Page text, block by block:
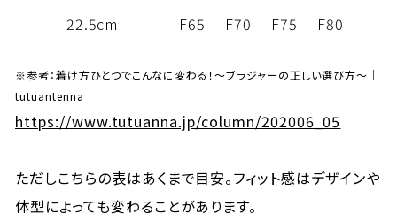
22.5cm F65 F70 F75 F80
※参考：着け方ひとつでこんなに変わる！～ブラジャーの正しい選び方～｜
tutuantenna
https://www.tutuanna.jp/column/202006_05
ただしこちらの表はあくまで目安。フィット感はデザインや
体型によっても変わることがあります。